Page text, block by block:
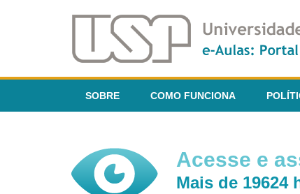
SOBRE COMO FUNCIONA
Acesse e
Mais de 19624